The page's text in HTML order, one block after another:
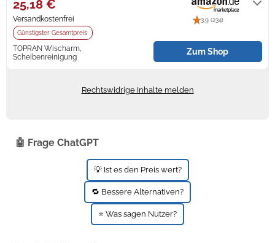
Zündkerzen
Ölfilter
Navi Taschen
Navi-Zubehör
Navigationssoftware
Winterreifen
TOPRAN Wischarm,
Scheibenreinigung
3,9 (234)
Günstigster Gesamtpreis
25,18 €
Versandkostenfrei
Zum Shop
Rechtswidrige Inhalte melden
🤖 Frage ChatGPT
💡 Ist es den Preis wert?
🔁 Bessere Alternativen?
⭐ Was sagen Nutzer?